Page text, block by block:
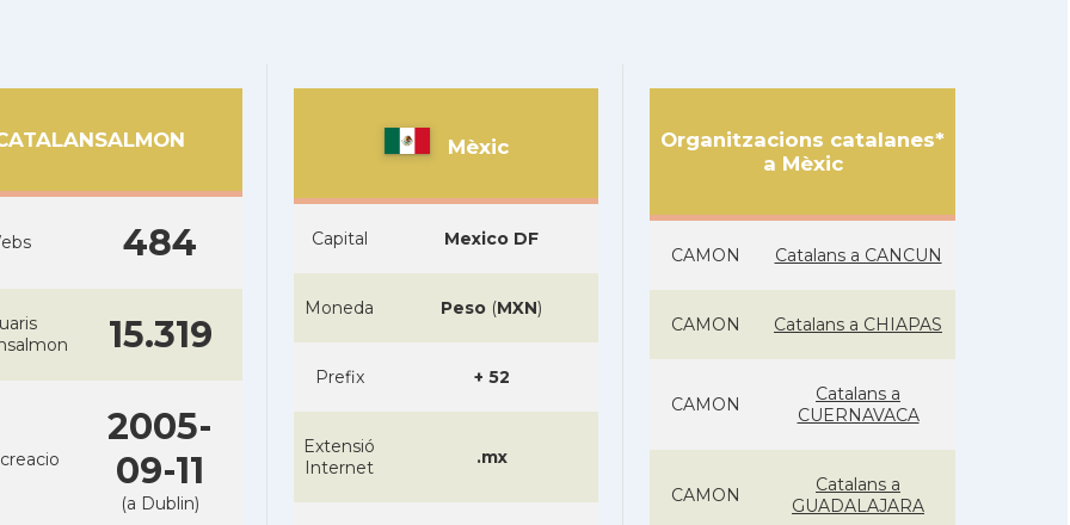
484
15.319
2005-
09-11
(a Dublin)
Mèxic
Capital Mexico DF
Moneda Peso (MXN)
Prefix + 52
Extensió
Internet
.mx
Organitzacions catalanes*
a Mèxic
CAMON Catalans a CANCUN
CAMON Catalans a CHIAPAS
CAMON
Catalans a
CUERNAVACA
CAMON
Catalans a
GUADALAJARA